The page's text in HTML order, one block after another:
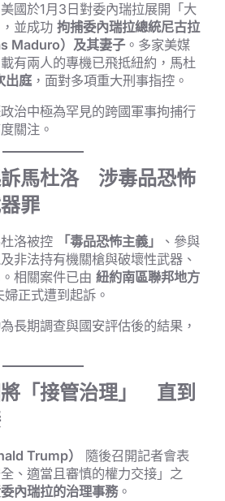
國於1月3日對委內瑞拉展開「大
並成功 拘捕委內瑞拉總統尼古拉
Maduro）及其妻子。多家美媒
有兩人的專機已飛抵紐約，馬杜
出庭，面對多項重大刑事指控。
治中極為罕見的跨國軍事拘捕行
關注。
馬杜洛 涉毒品恐怖
罪
洛被控 「毒品恐怖主義」
、參與
非法持有機關槍與破壞性武器、
相關案件已由 紐約南區聯邦地方
正式遭到起訴。
長期調查與國安評估後的結果，
「接管治理」 直到
Trump）
隨後召開記者會表
、適當且審慎的權力交接」之
內瑞拉的治理事務。